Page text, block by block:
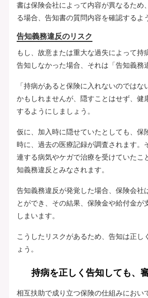
書は保険会社によって内容が異なるため
る場合、告知書の質問内容を確認するよ
告知義務違反のリスク
もし、故意または重大な過失によって持
告知しなかった場合、それは「告知義務
「持病があると保険に入れないのではな
かもしれませんが、隠すことはせず、健
するようにしましょう。
仮に、加入時に隠せていたとしても、保
時に、過去の医療記録が調査されます。
連する病気やケガで治療を受けていたこ
知義務違反とみなされます。
告知義務違反が発覚した場合、保険会社
とができ、その結果、保険金や給付金が
しまいます。
こうしたリスクがあるため、告知は正し
ょう。
持病を正しく告知しても、
相互扶助で成り立つ保険の仕組みにおい